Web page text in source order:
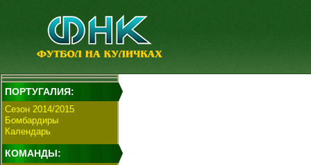
ПОРТУГАЛИЯ:
Сезон 2014/2015
Бомбардиры
Календарь
КОМАНДЫ: